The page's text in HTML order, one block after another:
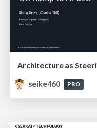
Architecture as
seike460
PRO